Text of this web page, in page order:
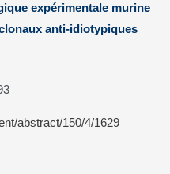
expérimentale murine
anti-idiotypiques
abstract/150/4/1629